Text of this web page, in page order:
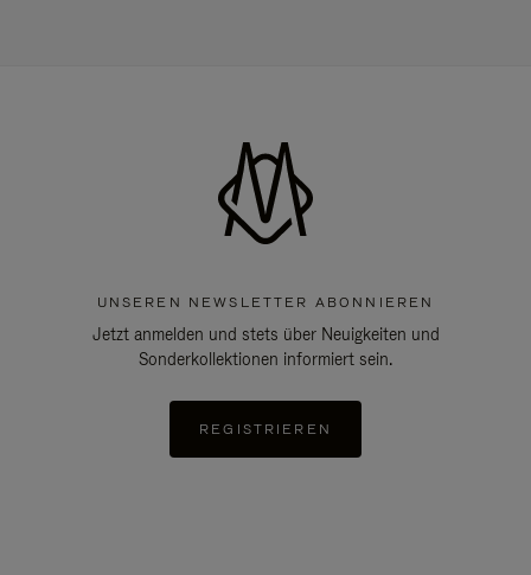
UNSEREN NEWSLETTER ABONNIEREN
Jetzt anmelden und stets über Neuigkeiten und
Sonderkollektionen informiert sein.
REGISTRIEREN